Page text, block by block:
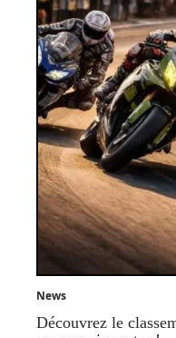
News
Découvrez le